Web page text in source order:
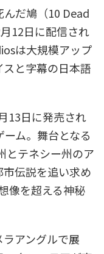
だ鳩（10 Dead
12日に配信され
は大規模アップ
と字幕の日本語
13日に発売され
ム。舞台となる
とテネシー州のア
伝説を追い求め
像を超える神秘
アングルで展